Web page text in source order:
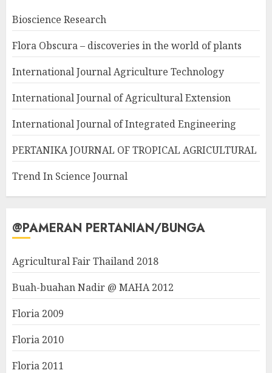
Bioscience Research
Flora Obscura – discoveries in the world of plants
International Journal Agriculture Technology
International Journal of Agricultural Extension
International Journal of Integrated Engineering
PERTANIKA JOURNAL OF TROPICAL AGRICULTURAL
Trend In Science Journal
@PAMERAN PERTANIAN/BUNGA
Agricultural Fair Thailand 2018
Buah-buahan Nadir @ MAHA 2012
Floria 2009
Floria 2010
Floria 2011